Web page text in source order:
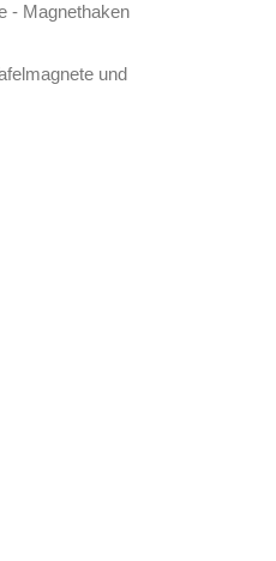
- Magnethaken
und